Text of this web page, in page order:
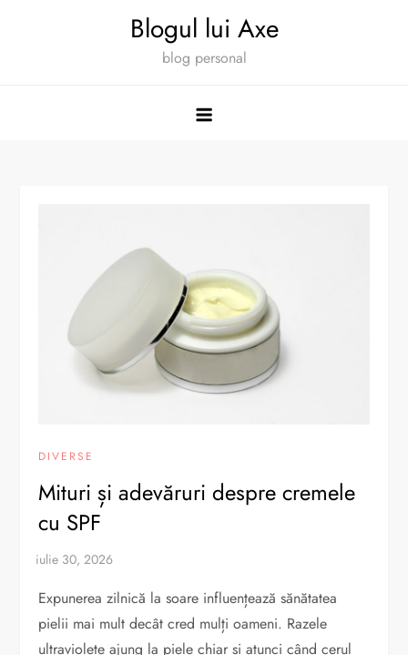
Blogul lui Axe
blog personal
DIVERSE
Mituri și adevăruri despre cremele
cu SPF
Expunerea zilnică la soare influențează sănătatea
pielii mai mult decât cred mulți oameni. Razele
ultraviolete ajung la piele chiar și atunci când cerul